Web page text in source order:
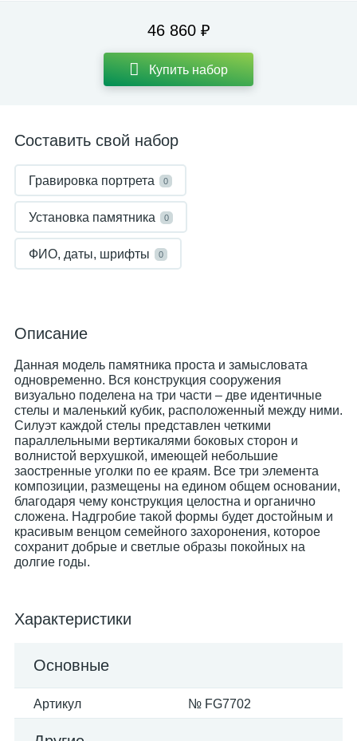
46 860 ₽
Купить набор
Составить свой набор
Гравировка портрета 0
Установка памятника 0
ФИО, даты, шрифты 0
Описание
Данная модель памятника проста и замысловата
одновременно. Вся конструкция сооружения
визуально поделена на три части – две идентичные
стелы и маленький кубик, расположенный между ними.
Силуэт каждой стелы представлен четкими
параллельными вертикалями боковых сторон и
волнистой верхушкой, имеющей небольшие
заостренные уголки по ее краям. Все три элемента
композиции, размещены на едином общем основании,
благодаря чему конструкция целостна и органично
сложена. Надгробие такой формы будет достойным и
красивым венцом семейного захоронения, которое
сохранит добрые и светлые образы покойных на
долгие годы.
Характеристики
Основные
Артикул № FG7702